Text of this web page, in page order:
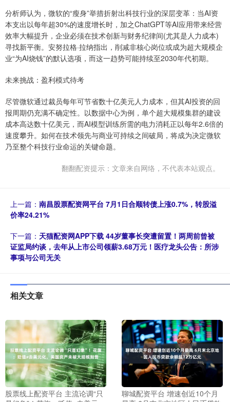
分析师认为，微软的“瘦身”举措折射出科技行业的深层变革：当AI资
本支出以每年超30%的速度增长时，加之ChatGPT等AI应用带来经营
效率大幅提升，企业必须在技术创新与财务纪律间(尤其是人力成本)
寻找新平衡。安努拉格·拉纳指出，削减非核心岗位或成为超大规模企
业“为AI烧钱”的默认选项，而这一趋势可能持续至2030年代初期。
未来挑战：盈利模式待考
尽管微软通过裁员每年可节省数十亿美元人力成本，但其AI投资的回
报周期仍充满不确定性。以数据中心为例，单个超大规模集群的建设
成本高达数十亿美元，而AI模型训练所需的电力消耗正以每年2.6倍的
速度攀升。如何在技术领先与商业可持续之间破局，将成为决定微软
乃至整个科技行业命运的关键命题。
翻翻配资提示：文章来自网络，不代表本站观点。
上一篇： 南昌股票配资网平台 7月1日合顺转债上涨0.7%，转股溢
价率24.21%
下一篇： 天猫配资网APP下载 44岁董事长突遭留置！两周前曾被
证监局约谈，去年从上市公司领薪3.68万元！医疗龙头公告：所涉
事项与公司无关
相关文章
股票线上配资平台 主流论调“只
聊城配资平台 增速创近10个月